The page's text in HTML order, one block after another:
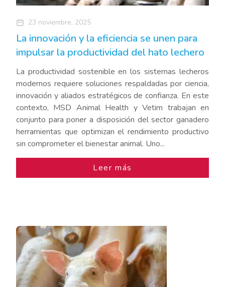
23 noviembre, 2025
La innovación y la eficiencia se unen para
impulsar la productividad del hato lechero
La productividad sostenible en los sistemas lecheros
modernos requiere soluciones respaldadas por ciencia,
innovación y aliados estratégicos de confianza. En este
contexto, MSD Animal Health y Vetim trabajan en
conjunto para poner a disposición del sector ganadero
herramientas que optimizan el rendimiento productivo
sin comprometer el bienestar animal. Uno...
Leer más